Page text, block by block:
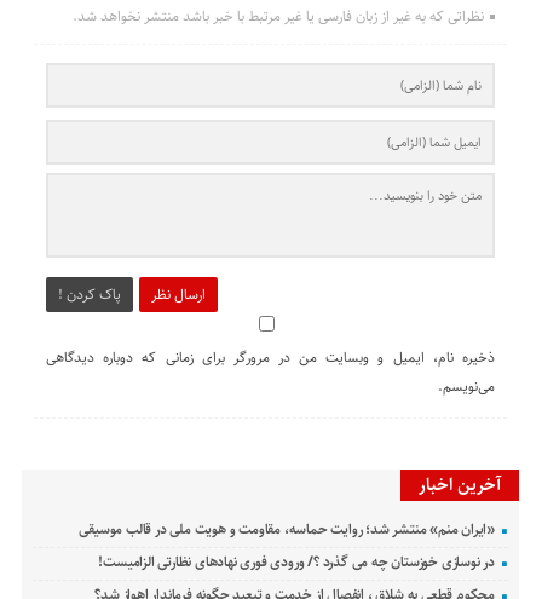
نظراتی که به غیر از زبان فارسی یا غیر مرتبط با خبر باشد منتشر نخواهد شد.
ارسال نظر پاک کردن !
ذخیره نام، ایمیل و وبسایت من در مرورگر برای زمانی که دوباره دیدگاهی
می‌نویسم.
آخرین اخبار
«ایران منم» منتشر شد؛ روایت حماسه، مقاومت و هویت ملی در قالب موسیقی
در نوسازی خوزستان چه می گذرد ؟/ ورودی فوری نهادهای نظارتی الزامیست!
محکوم قطعی به شلاق ، انفصال از خدمت و تبعید چگونه فرماندار اهواز شد؟